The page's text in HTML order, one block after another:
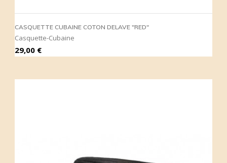
CASQUETTE CUBAINE COTON DELAVE "RED"
Casquette-Cubaine
Prix
29,00 €